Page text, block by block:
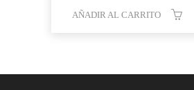
AÑADIR AL CARRITO